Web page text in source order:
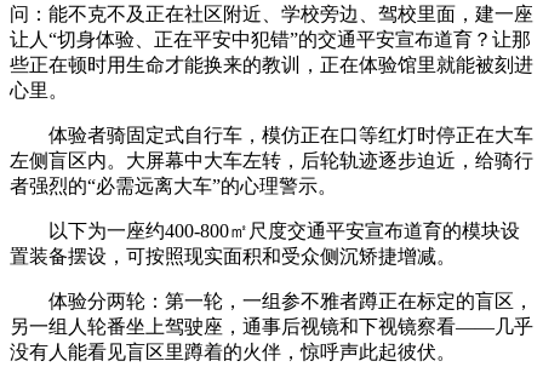
问：能不克不及正在社区附近、学校旁边、驾校里面，建一座
让人“切身体验、正在平安中犯错”的交通平安宣布道育？让那
些正在顿时用生命才能换来的教训，正在体验馆里就能被刻进
心里。
体验者骑固定式自行车，模仿正在口等红灯时停正在大车
左侧盲区内。大屏幕中大车左转，后轮轨迹逐步迫近，给骑行
者强烈的“必需远离大车”的心理警示。
以下为一座约400-800㎡尺度交通平安宣布道育的模块设
置装备摆设，可按照现实面积和受众侧沉矫捷增减。
体验分两轮：第一轮，一组参不雅者蹲正在标定的盲区，
另一组人轮番坐上驾驶座，通事后视镜和下视镜察看——几乎
没有人能看见盲区里蹲着的火伴，惊呼声此起彼伏。